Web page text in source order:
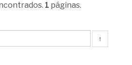
1 páginas.
↑